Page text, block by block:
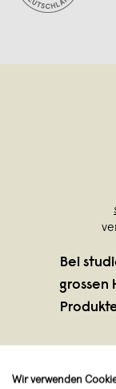
Bei
grossen
Wir verwenden